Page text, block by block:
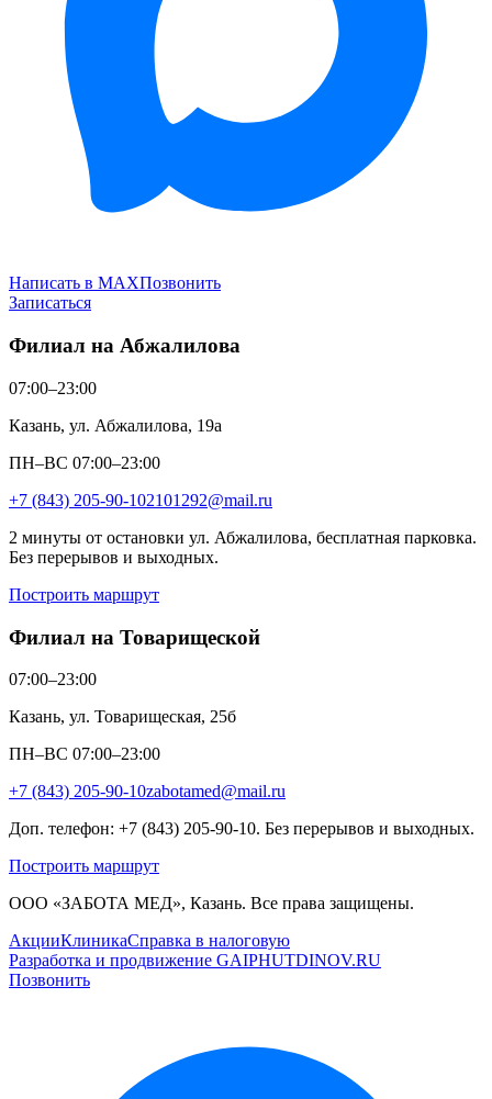
Написать в MAXПозвонить
Записаться
Филиал на Абжалилова
07:00–23:00
Казань, ул. Абжалилова, 19а
ПН–ВС 07:00–23:00
+7 (843) 205-90-102101292@mail.ru
2 минуты от остановки ул. Абжалилова, бесплатная парковка.
Без перерывов и выходных.
Построить маршрут
Филиал на Товарищеской
07:00–23:00
Казань, ул. Товарищеская, 25б
ПН–ВС 07:00–23:00
+7 (843) 205-90-10zabotamed@mail.ru
Доп. телефон: +7 (843) 205-90-10. Без перерывов и выходных.
Построить маршрут
ООО «ЗАБОТА МЕД», Казань. Все права защищены.
АкцииКлиникаСправка в налоговую
Разработка и продвижение GAIPHUTDINOV.RU
Позвонить